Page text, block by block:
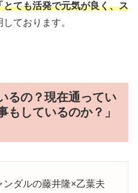
とても活発で元気が良く、ス
ております。
るの？現在通ってい
もしているのか？」
ダルの藤井隆×乙葉夫